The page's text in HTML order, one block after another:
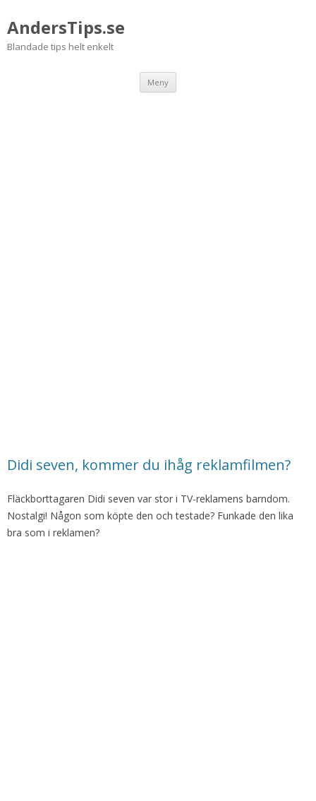
AndersTips.se
Blandade tips helt enkelt
Meny
Didi seven, kommer du ihåg reklamfilmen?
Fläckborttagaren Didi seven var stor i TV-reklamens barndom.
Nostalgi! Någon som köpte den och testade? Funkade den lika
bra som i reklamen?